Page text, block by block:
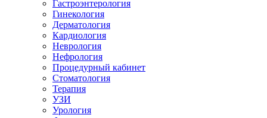
Гастроэнтерология
Гинекология
Дерматология
Кардиология
Неврология
Нефрология
Процедурный кабинет
Стоматология
Терапия
УЗИ
Урология